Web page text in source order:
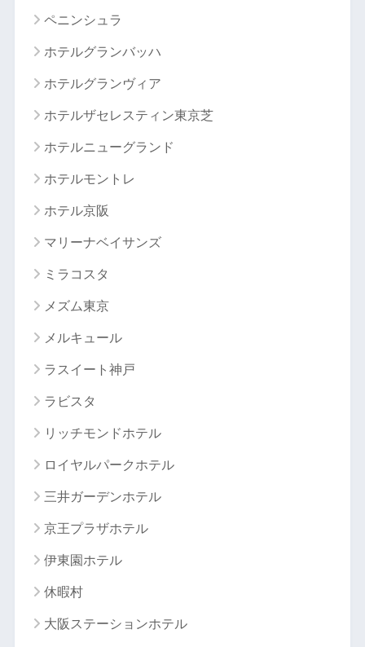
ペニンシュラ
ホテルグランバッハ
ホテルグランヴィア
ホテルザセレスティン東京芝
ホテルニューグランド
ホテルモントレ
ホテル京阪
マリーナベイサンズ
ミラコスタ
メズム東京
メルキュール
ラスイート神戸
ラビスタ
リッチモンドホテル
ロイヤルパークホテル
三井ガーデンホテル
京王プラザホテル
伊東園ホテル
休暇村
大阪ステーションホテル